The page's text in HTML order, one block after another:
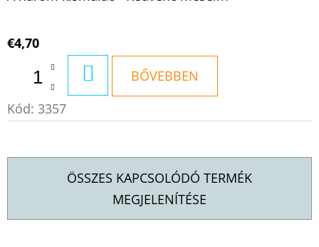
€4,70
KOSÁRBABŐVEBBEN
Kód: 3357
ÖSSZES KAPCSOLÓDÓ TERMÉK
MEGJELENÍTÉSE